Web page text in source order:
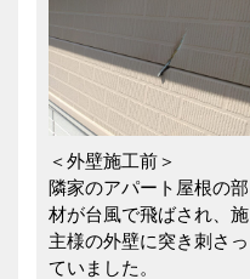
＜外壁施工前＞
隣家のアパート屋根の部
材が台風で飛ばされ、施
主様の外壁に突き刺さっ
ていました。